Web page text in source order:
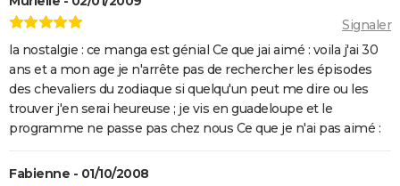
Signaler
la nostalgie : ce manga est génial Ce que jai aimé : voila j'ai 30
ans et a mon age je n'arrête pas de rechercher les épisodes
des chevaliers du zodiaque si quelqu'un peut me dire ou les
trouver j'en serai heureuse ; je vis en guadeloupe et le
programme ne passe pas chez nous Ce que je n'ai pas aimé :
Fabienne - 01/10/2008